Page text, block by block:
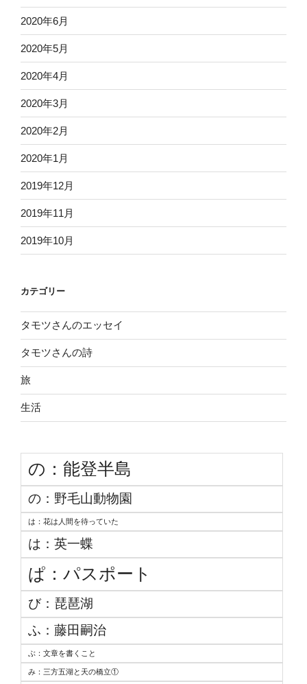
2020年6月
2020年5月
2020年4月
2020年3月
2020年2月
2020年1月
2019年12月
2019年11月
2019年10月
カテゴリー
タモツさんのエッセイ
タモツさんの詩
旅
生活
の：能登半島
の：野毛山動物園
は：花は人間を待っていた
は：英一蝶
ぱ：パスポート
び：琵琶湖
ふ：藤田嗣治
ぶ：文章を書くこと
み：三方五湖と天の橋立①